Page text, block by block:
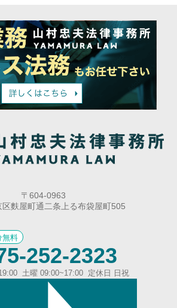
〒604-0963
区麩屋町通二条上る布袋屋町505
無料
252-2323
土曜 09:00~17:00 定休日 日祝